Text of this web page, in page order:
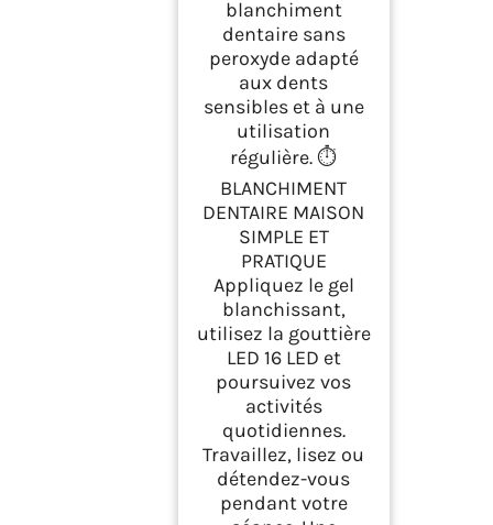
blanchiment
dentaire sans
peroxyde adapté
aux dents
sensibles et à une
utilisation
régulière. ⏱️
BLANCHIMENT
DENTAIRE MAISON
SIMPLE ET
PRATIQUE
Appliquez le gel
blanchissant,
utilisez la gouttière
LED 16 LED et
poursuivez vos
activités
quotidiennes.
Travaillez, lisez ou
détendez-vous
pendant votre